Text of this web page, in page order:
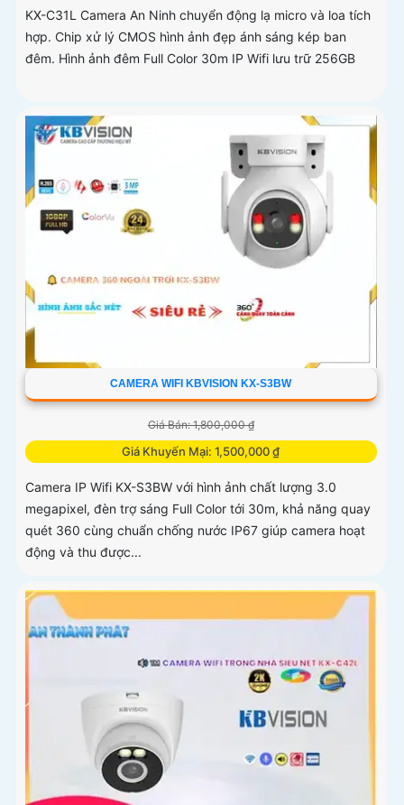
KX-C31L Camera An Ninh chuyển động lạ micro và loa tích
hợp. Chip xử lý CMOS hình ảnh đẹp ánh sáng kép ban
đêm. Hình ảnh đêm Full Color 30m IP Wifi lưu trữ 256GB
CAMERA WIFI KBVISION KX-S3BW
Giá Bán: 1,800,000 ₫
Giá Khuyến Mại: 1,500,000 ₫
Camera IP Wifi KX-S3BW với hình ảnh chất lượng 3.0
megapixel, đèn trợ sáng Full Color tới 30m, khả năng quay
quét 360 cùng chuẩn chống nước IP67 giúp camera hoạt
động và thu được...